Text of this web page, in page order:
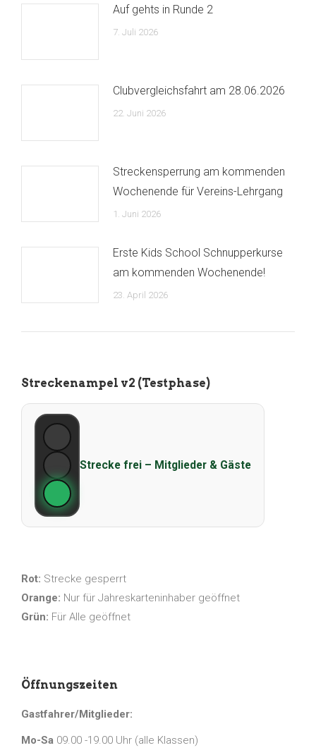
Auf gehts in Runde 2
7. Juli 2026
Clubvergleichsfahrt am 28.06.2026
22. Juni 2026
Streckensperrung am kommenden
Wochenende für Vereins-Lehrgang
1. Juni 2026
Erste Kids School Schnupperkurse
am kommenden Wochenende!
23. April 2026
Streckenampel v2 (Testphase)
Strecke frei – Mitglieder & Gäste
Rot: Strecke gesperrt
Orange: Nur für Jahreskarteninhaber geöffnet
Grün: Für Alle geöffnet
Öffnungszeiten
Gastfahrer/Mitglieder:
Mo-Sa 09.00 -19.00 Uhr (alle Klassen)